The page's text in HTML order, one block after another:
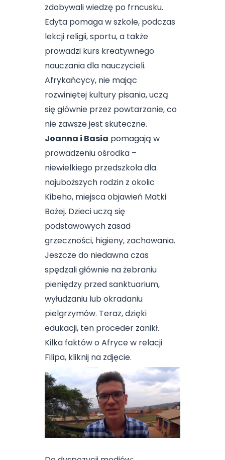
zdobywali wiedzę po frncusku.
Edyta pomaga w szkole, podczas
lekcji religii, sportu, a także
prowadzi kurs kreatywnego
nauczania dla nauczycieli.
Afrykańcycy, nie mając
rozwiniętej kultury pisania, uczą
się głównie przez powtarzanie, co
nie zawsze jest skuteczne.
Joanna i Basia pomagają w
prowadzeniu ośrodka –
niewielkiego przedszkola dla
najuboższych rodzin z okolic
Kibeho, miejsca objawień Matki
Bożej. Dzieci uczą się
podstawowych zasad
grzeczności, higieny, zachowania.
Jeszcze do niedawna czas
spędzali głównie na żebraniu
pieniędzy przed sanktuarium,
wyłudzaniu lub okradaniu
pielgrzymów. Teraz, dzięki
edukacji, ten proceder zanikł.
Kilka faktów o Afryce w relacji
Filipa, kliknij na zdjęcie.